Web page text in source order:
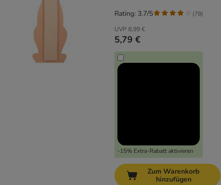
UVP 8,99 €
5,79 €
-15% Extra-Rabatt aktivieren
Rating: 3.7/5 (78)
Zum Warenkorb
hinzufügen